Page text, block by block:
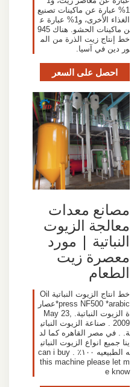
1% عبارة عن ماكينات تصنيع
الغذاء الأخرى، و1% عبارة ع
ن ماكينات الحشو. هناك 945
خط إنتاج زيت الذرة من الم
ور دين في آسيا.
احصل على السعر
مصانع معدات
معالجة الزيوت
النباتية | مورد
معصرة زيت
الطعام
خط انتاج الزيوت النباتية Oil
press NF500 *arabic*عصار
ة الزيوت النباتية. May 23,
2009 . صناعة الزيوت النباتي
ة. . في مصر القاهره كما لد
ينا جميع انواع الزيوت النباتي
ه الطبيعيه ١٠٠٪ . can i buy
this machine please let m
e know